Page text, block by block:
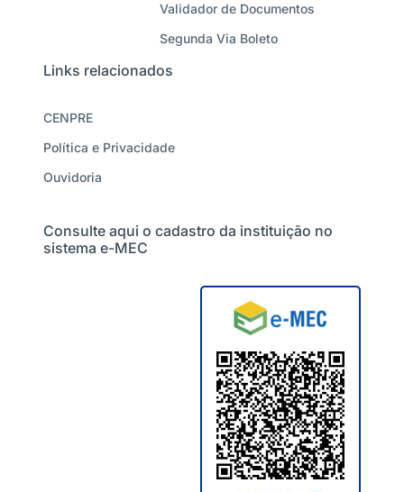
Validador de Documentos
Segunda Via Boleto
Links relacionados
CENPRE
Política e Privacidade
Ouvidoria
Consulte aqui o cadastro da instituição no
sistema e-MEC